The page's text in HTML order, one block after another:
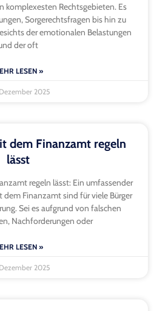
komplexesten Rechtsgebieten. Es
Sorgerechtsfragen bis hin zu
der emotionalen Belastungen
der oft
LESEN »
2025
dem Finanzamt regeln
lässt
regeln lässt: Ein umfassender
Finanzamt sind für viele Bürger
Sei es aufgrund von falschen
Nachforderungen oder
LESEN »
2025